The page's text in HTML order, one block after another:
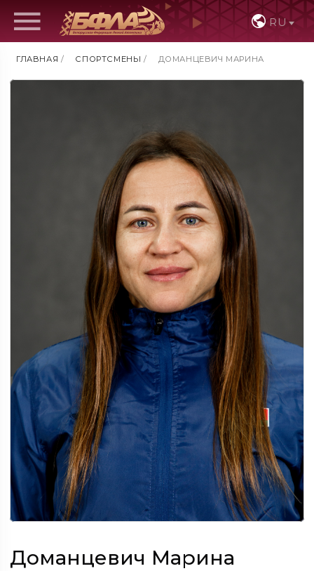
RU
ГЛАВНАЯ / СПОРТСМЕНЫ / ДОМАНЦЕВИЧ МАРИНА
Доманцевич Марина